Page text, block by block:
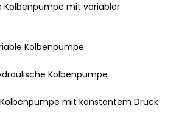
Kolbenpumpe mit variabler
Kolbenpumpe
Kolbenpumpe
Kolbenpumpe mit konstantem Druck